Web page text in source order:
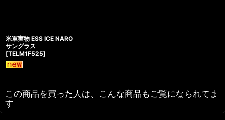
米軍実物 ESS ICE NARO
サングラス
[TELM1F525]
この商品を買った人は、こんな商品もご覧になられてま
す